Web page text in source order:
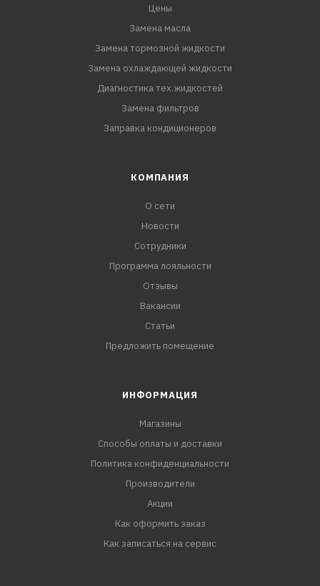
Цены
Замена масла
Замена тормозной жидкости
Замена охлаждающей жидкости
Диагностика тех.жидкостей
Замена фильтров
Заправка кондиционеров
КОМПАНИЯ
О сети
Новости
Сотрудники
Программа лояльности
Отзывы
Вакансии
Статьи
Предложить помещение
ИНФОРМАЦИЯ
Магазины
Способы оплаты и доставки
Политика конфиденциальности
Производители
Акции
Как оформить заказ
Как записаться на сервис